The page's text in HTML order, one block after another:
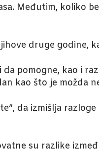
Međutim, koliko
druge godine,
pomogne, kao i
kao što je možda
da izmišlja
su razlike